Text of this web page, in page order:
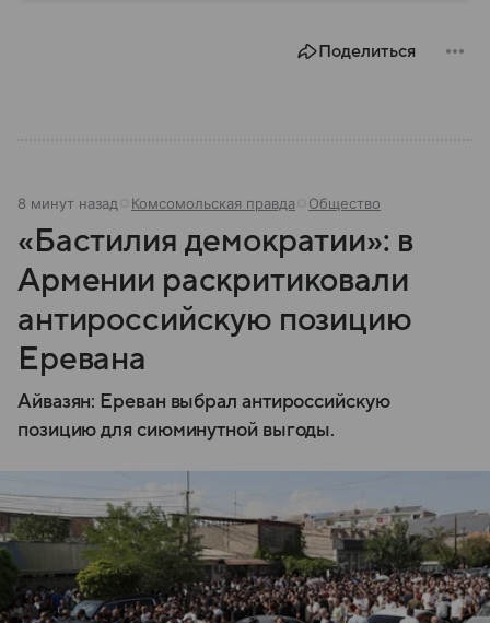
Поделиться
8 минут назад Комсомольская правда Общество
«Бастилия демократии»: в
Армении раскритиковали
антироссийскую позицию
Еревана
Айвазян: Ереван выбрал антироссийскую
позицию для сиюминутной выгоды.